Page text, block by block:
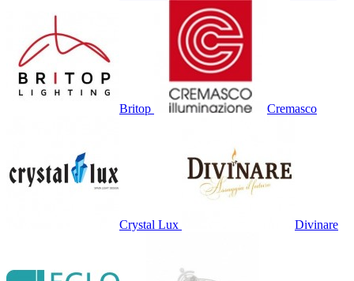
Britop Cremasco
Crystal Lux Divinare